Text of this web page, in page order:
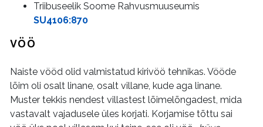
Triibuseelik Soome Rahvusmuuseumis
SU4106:870
VÖÖ
Naiste vööd olid valmistatud kirivöö tehnikas. Vööde
lõim oli osalt linane, osalt villane, kude aga linane.
Muster tekkis nendest villastest lõimelõngadest, mida
vastavalt vajadusele üles korjati. Korjamise tõttu sai